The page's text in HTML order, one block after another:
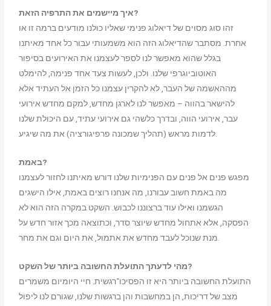
איך מיישמים את התרפיה הזאת?
זהו סוג מסוים של דיאלוג פנימי שאליו כולנו מודעים ברמה זו או
אחרת. מסתבר שהדיאלוג הזה הוא משמעותי עבור כל אחד מאיתנו
בגלל שהוא מאפשר לנו לספר לעצמנו את האירועים בסיפור
האוטוביוגרפי שלנו. ולכן, לעשות צעד אחד פנימה, להימלט
מההאשמה של העבר, לא להקרין עצמנו כל הזמן אל העתיד אלא
להישאר בהווה – מאפשר לנו לארגן מחדש, למקם מחדש אירועי
עבר, אירועי הווה, ובדרך כלשהי גם אירועי עתיד, עם היכולת שלנו
לדמות מראש (תהליך שמכונה פרפיגורציה) את מה שיגיע.
באמת?
מפגש פנים אל פנים עם הפנימיות שלנו דורש מאיתנו לחזור לעצמנו
מה באמת חשוב עבורנו, מה אנחנו רוצים באמת, אילו הישגים
הגשמנו ואילו עוד ברצוננו לכבוש. השקט במקרה הזה הוא לא
הפסקה, אלא אתחול מחדש שיוצר סדר, וכתוצאה מכך אזור חדש על
מהילדעתך התועלת החשובה ביותר של השקט?
התועלת החשובה ביותר היא זו הפסיכו־רגשית. חיי היומיום משמרים
מצב של דריכות, הן במחשבות והן ברגשות שלנו, שגורם לנו ליפול